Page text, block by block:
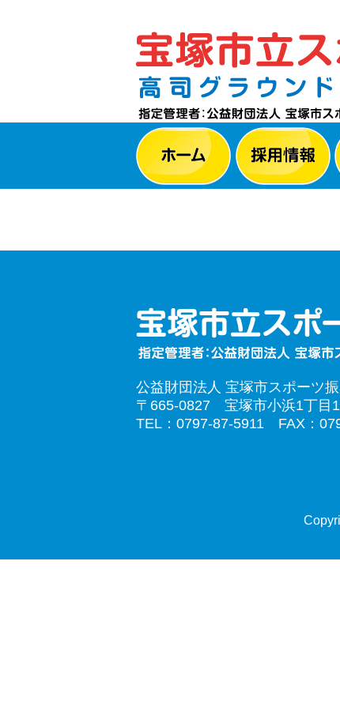
公益財団法人 宝塚市スポーツ
〒665-0827 宝塚市小浜1丁目
TEL：0797-87-5911 FAX：